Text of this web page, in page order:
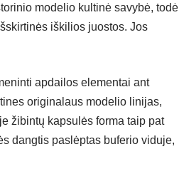
modelio kultinė savybė, todėl
iškilios juostos. Jos
apdailos elementai ant
originalaus modelio linijas,
žibintų kapsulės forma taip pat
dangtis paslėptas buferio viduje,